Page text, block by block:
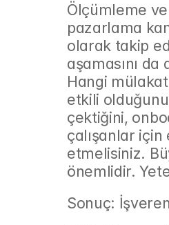
Ölçümleme
pazarlama
olarak takip
aşamasını
Hangi
etkili
çektiğini,
çalışanlar
etmelisiniz.
önemlidir.
Sonuç: